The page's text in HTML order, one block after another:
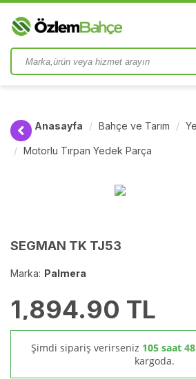
Anasayfa Bahçe ve Tarım
Motorlu Tırpan Yedek Parça
SEGMAN TK TJ53
Marka: Palmera
1,894.90 TL
Şimdi sipariş verirseniz 105 saat
kargoda.